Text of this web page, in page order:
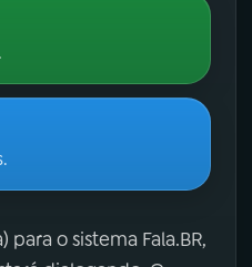
o sistema Fala.BR,